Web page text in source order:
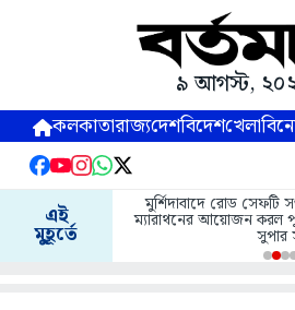
৯ আগস্ট,
কলকাতারাজ্যদেশবিদেশখেলা
এই
মুহূর্তে
মুর্শিদাবাদে রোড সেফটি
ম্যারাথনের আয়োজন করল
সুপার